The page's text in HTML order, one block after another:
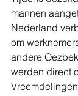
mannen
Nederland
om
andere
werden direct